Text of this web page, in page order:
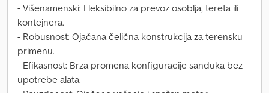
- Višenamenski: Fleksibilno za prevoz osoblja, tereta ili
kontejnera.
- Robusnost: Ojačana čelična konstrukcija za terensku
primenu.
- Efikasnost: Brza promena konfiguracije sanduka bez
upotrebe alata.